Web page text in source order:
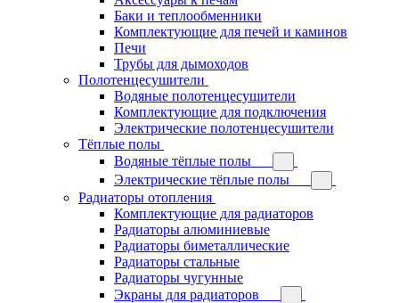
Баки и теплообменники
Комплектующие для печей и каминов
Печи
Трубы для дымоходов
Полотенцесушители
Водяные полотенцесушители
Комплектующие для подключения
Электрические полотенцесушители
Тёплые полы
Водяные тёплые полы
Электрические тёплые полы
Радиаторы отопления
Комплектующие для радиаторов
Радиаторы алюминиевые
Радиаторы биметаллические
Радиаторы стальные
Радиаторы чугунные
Экраны для радиаторов